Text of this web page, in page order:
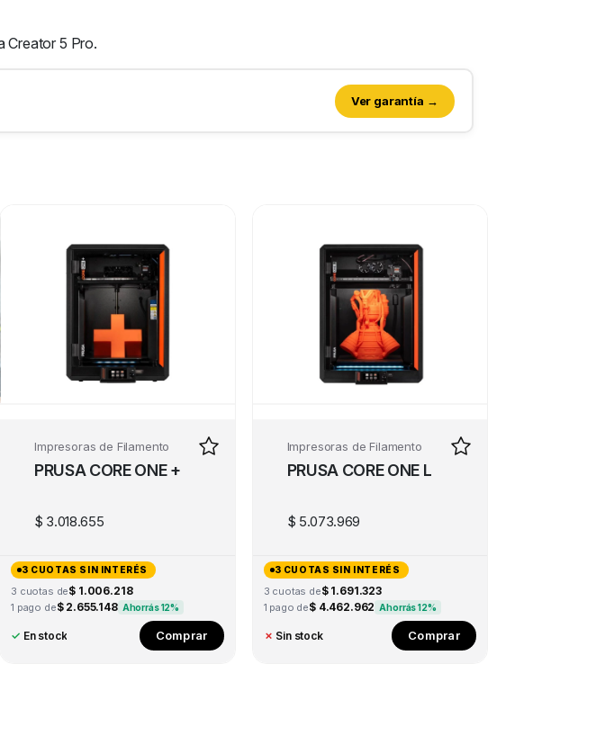
Creator 5 Pro.
Ver garantía →
Impresoras de Filamento
PRUSA CORE ONE +
$ 3.018.655
3 CUOTAS SIN INTERÉS
3 cuotas de$ 1.006.218
1 pago de$ 2.655.148 Ahorrás 12%
✓ En stock Comprar
Impresoras de Filamento
PRUSA CORE ONE L
$ 5.073.969
3 CUOTAS SIN INTERÉS
3 cuotas de$ 1.691.323
1 pago de$ 4.462.962 Ahorrás 12%
✗ Sin stock Comprar